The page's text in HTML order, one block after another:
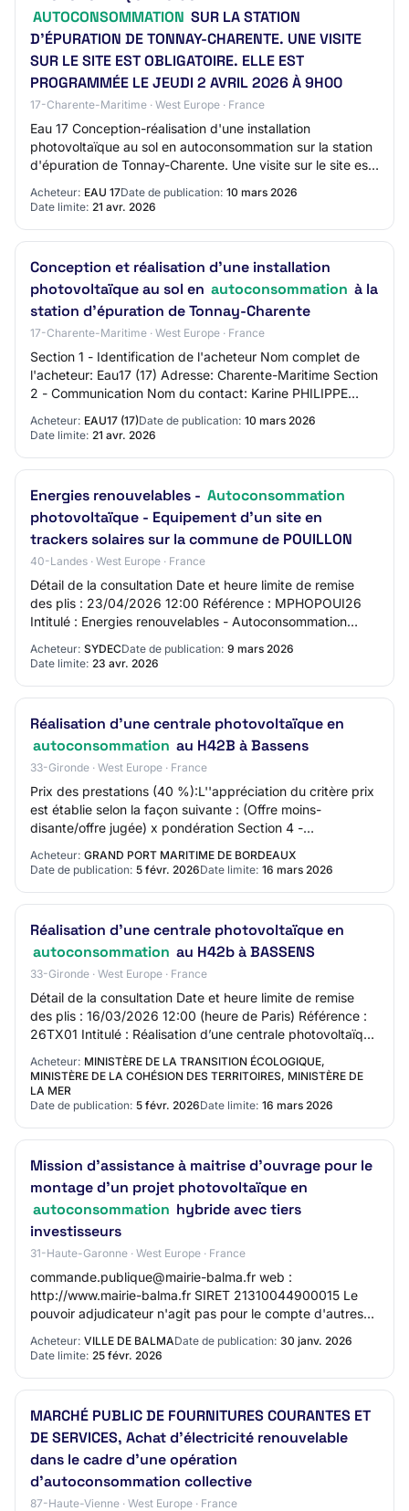
AUTOCONSOMMATION SUR LA STATION
D'ÉPURATION DE TONNAY-CHARENTE. UNE VISITE
SUR LE SITE EST OBLIGATOIRE. ELLE EST
PROGRAMMÉE LE JEUDI 2 AVRIL 2026 À 9H00
17-Charente-Maritime · West Europe · France
Eau 17 Conception-réalisation d'une installation
photovoltaïque au sol en autoconsommation sur la station
d'épuration de Tonnay-Charente. Une visite sur le site est
Acheteur: EAU 17Date de publication: 10 mars 2026
Date limite: 21 avr. 2026
Conception et réalisation d'une installation
photovoltaïque au sol en autoconsommation à la
station d'épuration de Tonnay-Charente
17-Charente-Maritime · West Europe · France
Section 1 - Identification de l'acheteur Nom complet de
l'acheteur: Eau17 (17) Adresse: Charente-Maritime Section
2 - Communication Nom du contact: Karine PHILIPPE
Adresse mail du contact: N/C Numéro…
Acheteur: EAU17 (17)Date de publication: 10 mars 2026
Date limite: 21 avr. 2026
Energies renouvelables - Autoconsommation
photovoltaïque - Equipement d'un site en
trackers solaires sur la commune de POUILLON
40-Landes · West Europe · France
Détail de la consultation Date et heure limite de remise
des plis : 23/04/2026 12:00 Référence : MPHOPOUI26
Intitulé : Energies renouvelables - Autoconsommation
Acheteur: SYDECDate de publication: 9 mars 2026
Date limite: 23 avr. 2026
Réalisation d'une centrale photovoltaïque en
autoconsommation au H42B à Bassens
33-Gironde · West Europe · France
Prix des prestations (40 %):L''appréciation du critère prix
est établie selon la façon suivante : (Offre moins-
disante/offre jugée) x pondération Section 4 -
Acheteur: GRAND PORT MARITIME DE BORDEAUX
Date de publication: 5 févr. 2026Date limite: 16 mars 2026
Réalisation d’une centrale photovoltaïque en
autoconsommation au H42b à BASSENS
33-Gironde · West Europe · France
Détail de la consultation Date et heure limite de remise
des plis : 16/03/2026 12:00 (heure de Paris) Référence :
26TX01 Intitulé : Réalisation d’une centrale photovoltaïque
en autoconsommation au H4…
Acheteur: MINISTÈRE DE LA TRANSITION ÉCOLOGIQUE,
MINISTÈRE DE LA COHÉSION DES TERRITOIRES, MINISTÈRE DE
LA MER
Date de publication: 5 févr. 2026Date limite: 16 mars 2026
Mission d'assistance à maitrise d'ouvrage pour le
montage d'un projet photovoltaïque en
autoconsommation hybride avec tiers
investisseurs
31-Haute-Garonne · West Europe · France
commande.publique@mairie-balma.fr web :
http://www.mairie-balma.fr SIRET 21310044900015 Le
pouvoir adjudicateur n'agit pas pour le compte d'autres
Acheteur: VILLE DE BALMADate de publication: 30 janv. 2026
Date limite: 25 févr. 2026
MARCHÉ PUBLIC DE FOURNITURES COURANTES ET
DE SERVICES, Achat d'électricité renouvelable
dans le cadre d'une opération
d'autoconsommation collective
87-Haute-Vienne · West Europe · France